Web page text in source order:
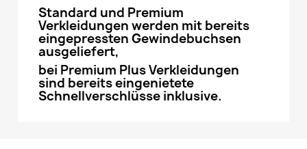
Standard und Premium
Verkleidungen werden mit bereits
eingepressten Gewindebuchsen
ausgeliefert,
bei Premium Plus Verkleidungen
sind bereits eingenietete
Schnellverschlüsse inklusive.